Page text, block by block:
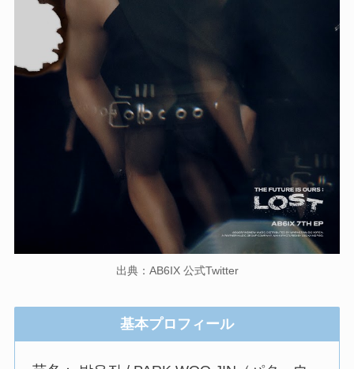
出典：AB6IX 公式Twitter
基本プロフィール